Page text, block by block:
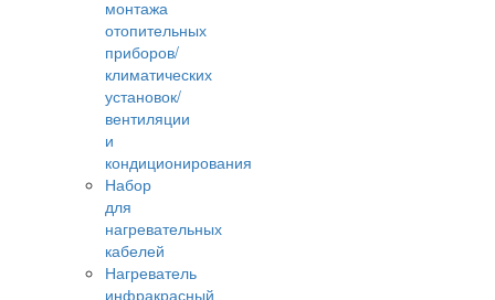
монтажа
отопительных
приборов/
климатических
установок/
вентиляции
и
кондиционирования
Набор
для
нагревательных
кабелей
Нагреватель
инфракрасный